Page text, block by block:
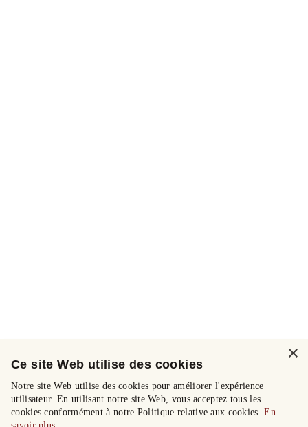
×
Ce site Web utilise des cookies
Notre site Web utilise des cookies pour améliorer l'expérience
utilisateur. En utilisant notre site Web, vous acceptez tous les
cookies conformément à notre Politique relative aux cookies.En